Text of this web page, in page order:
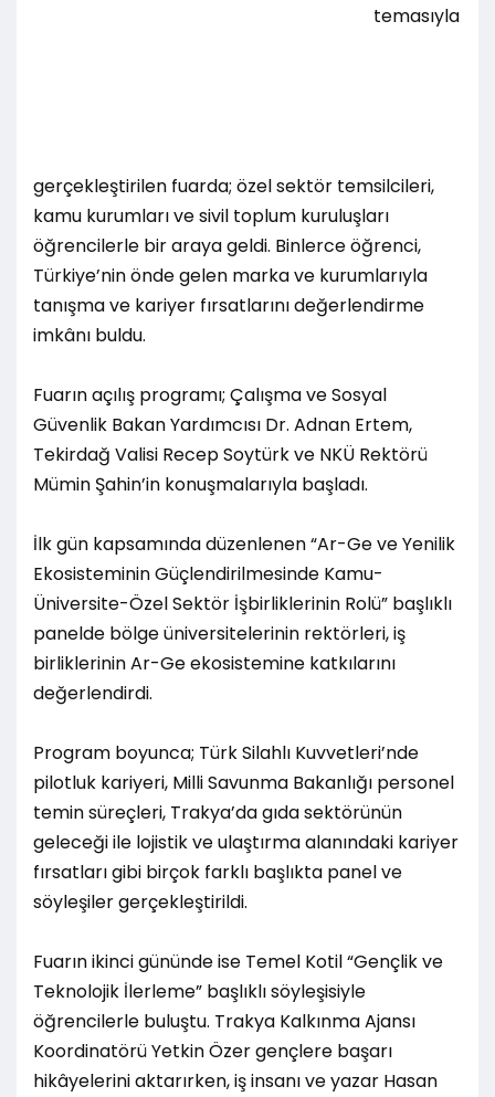
temasıyla
gerçekleştirilen fuarda; özel sektör temsilcileri,
kamu kurumları ve sivil toplum kuruluşları
öğrencilerle bir araya geldi. Binlerce öğrenci,
Türkiye’nin önde gelen marka ve kurumlarıyla
tanışma ve kariyer fırsatlarını değerlendirme
imkânı buldu.
Fuarın açılış programı; Çalışma ve Sosyal
Güvenlik Bakan Yardımcısı Dr. Adnan Ertem,
Tekirdağ Valisi Recep Soytürk ve NKÜ Rektörü
Mümin Şahin’in konuşmalarıyla başladı.
İlk gün kapsamında düzenlenen “Ar-Ge ve Yenilik
Ekosisteminin Güçlendirilmesinde Kamu-
Üniversite-Özel Sektör İşbirliklerinin Rolü” başlıklı
panelde bölge üniversitelerinin rektörleri, iş
birliklerinin Ar-Ge ekosistemine katkılarını
değerlendirdi.
Program boyunca; Türk Silahlı Kuvvetleri’nde
pilotluk kariyeri, Milli Savunma Bakanlığı personel
temin süreçleri, Trakya’da gıda sektörünün
geleceği ile lojistik ve ulaştırma alanındaki kariyer
fırsatları gibi birçok farklı başlıkta panel ve
söyleşiler gerçekleştirildi.
Fuarın ikinci gününde ise Temel Kotil “Gençlik ve
Teknolojik İlerleme” başlıklı söyleşisiyle
öğrencilerle buluştu. Trakya Kalkınma Ajansı
Koordinatörü Yetkin Özer gençlere başarı
hikâyelerini aktarırken, iş insanı ve yazar Hasan